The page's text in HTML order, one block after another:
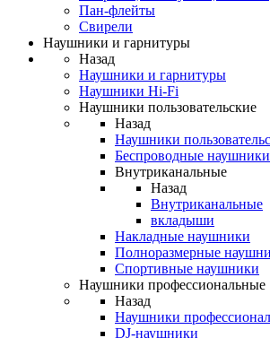
Пан-флейты
Свирели
Наушники и гарнитуры
Назад
Наушники и гарнитуры
Наушники Hi-Fi
Наушники пользовательские
Назад
Наушники
Беспроводные
Внутриканальные
Назад
Внутриканальные
вкладыши
Накладные наушники
Полноразмерные
Спортивные наушники
Наушники профессиональные
Назад
Наушники
DJ-наушники